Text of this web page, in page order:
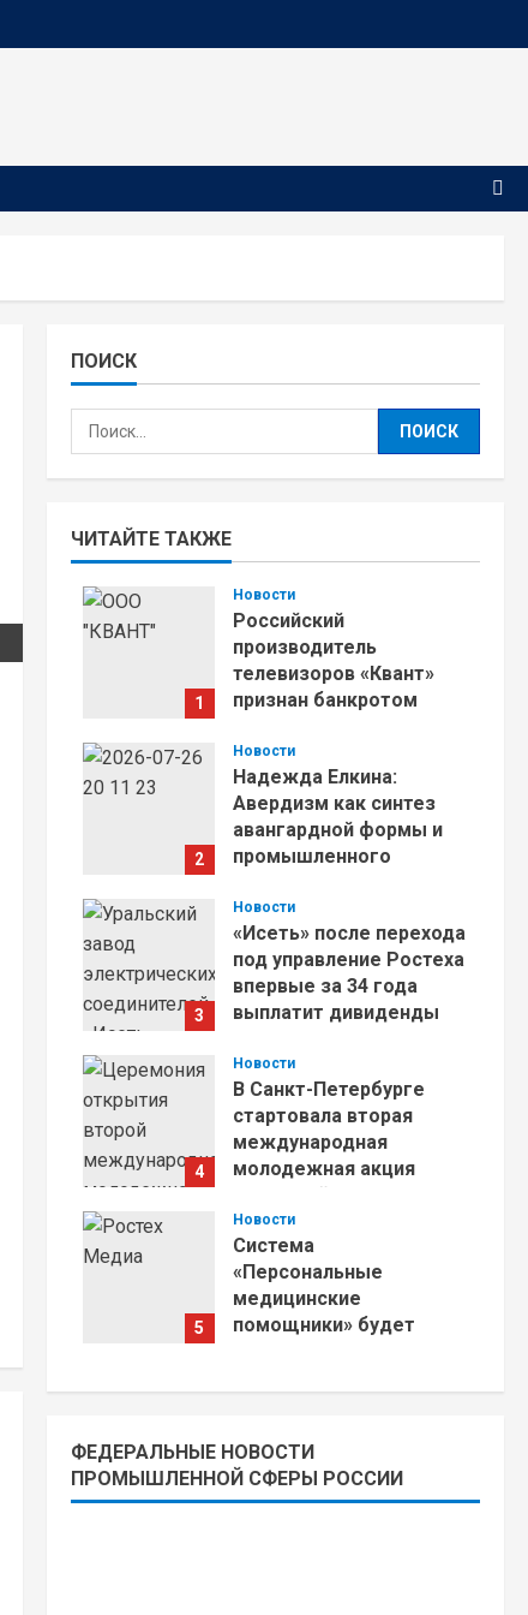
ПОИСК
Найти:
ЧИТАЙТЕ ТАКЖЕ
1
Новости
Российский
производитель
телевизоров «Квант»
признан банкротом
2
Новости
Надежда Елкина:
Авердизм как синтез
авангардной формы и
промышленного
27.07.2026
3
Новости
«Исеть» после перехода
под управление Ростеха
впервые за 34 года
выплатит дивиденды
4
Новости
В Санкт-Петербурге
стартовала вторая
международная
молодежная акция
«Молодой Янцзы»
22.07.2026
5
Новости
Система
«Персональные
медицинские
помощники» будет
ФЕДЕРАЛЬНЫЕ НОВОСТИ
ПРОМЫШЛЕННОЙ СФЕРЫ РОССИИ